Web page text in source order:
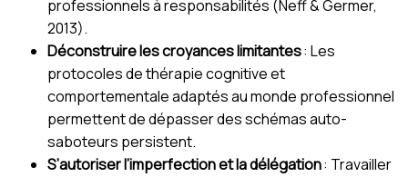
professionnels à responsabilités (Neff & Germer,
2013).
Déconstruire les croyances limitantes: Les
protocoles de thérapie cognitive et
comportementale adaptés au monde professionnel
permettent de dépasser des schémas auto-
saboteurs persistent.
S’autoriser l’imperfection et la délégation: Travailler